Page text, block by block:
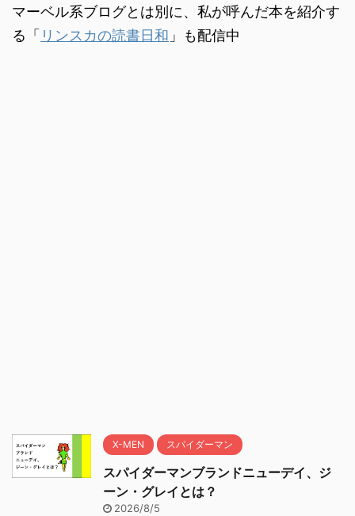
マーベル系ブログとは別に、私が呼んだ本を紹介す
る「 リンスカの読書日和 」も配信中
X-MEN スパイダーマン
スパイダーマンブランドニューデイ、ジ
ーン・グレイとは？
2026/8/5